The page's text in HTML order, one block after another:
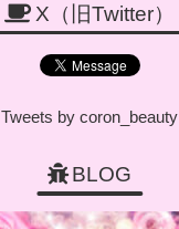
X（旧Twitter）
Tweets by coron_beauty
BLOG